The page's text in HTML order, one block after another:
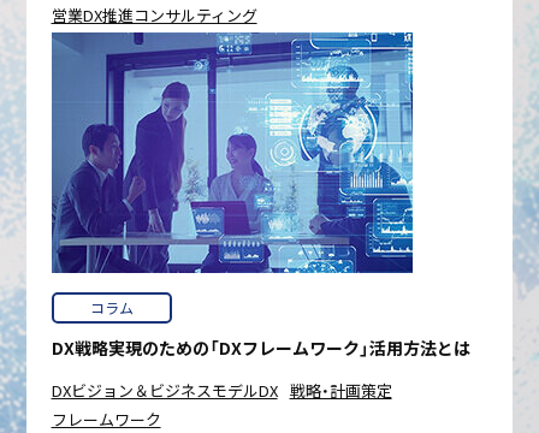
営業DX推進コンサルティング
コラム
DX戦略実現のための「DXフレームワーク」活用方法とは
DXビジョン＆ビジネスモデルDX 戦略・計画策定
フレームワーク